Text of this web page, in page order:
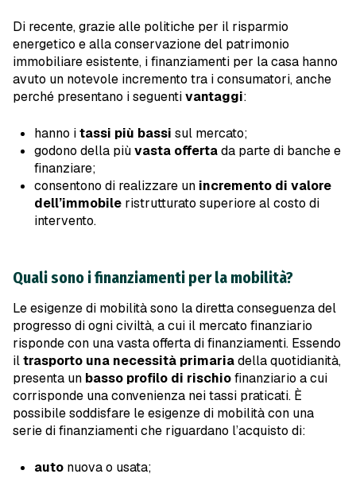
Di recente, grazie alle politiche per il risparmio
energetico e alla conservazione del patrimonio
immobiliare esistente, i finanziamenti per la casa hanno
avuto un notevole incremento tra i consumatori, anche
perché presentano i seguentivantaggi:
hanno itassi più bassi sul mercato;
godono della piùvasta offertada parte di banche e
finanziare;
consentono di realizzare un incremento di valore
dell’immobile ristrutturato superiore al costo di
intervento.
Quali sono i finanziamenti per la mobilità?
Le esigenze di mobilità sono la diretta conseguenza del
progresso di ogni civiltà, a cui il mercato finanziario
risponde con una vasta offerta di finanziamenti. Essendo
iltrasporto una necessità primariadella quotidianità,
presenta un basso profilo di rischiofinanziario a cui
corrisponde una convenienza nei tassi praticati. È
possibile soddisfare le esigenze di mobilità con una
serie di finanziamenti che riguardano l’acquisto di:
auto nuova o usata;